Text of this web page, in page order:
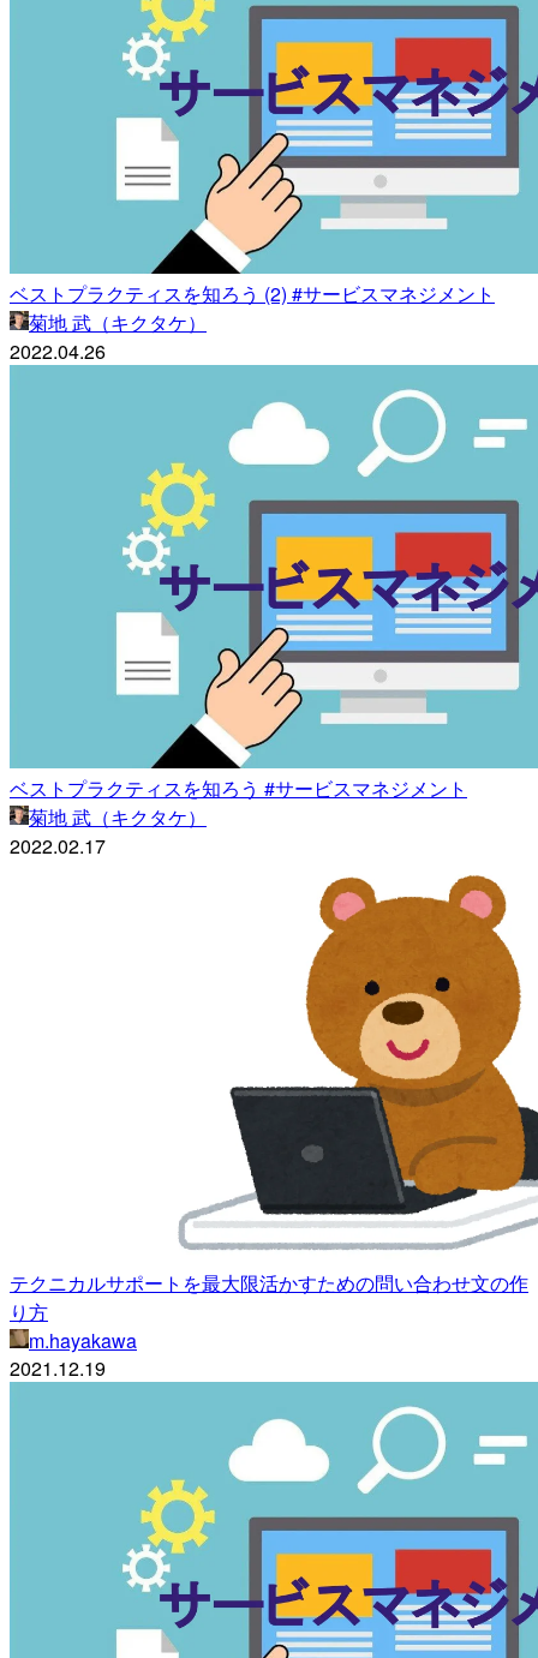
ベストプラクティスを知ろう (2) #サービスマネジメント
菊地 武（キクタケ）
2022.04.26
ベストプラクティスを知ろう #サービスマネジメント
菊地 武（キクタケ）
2022.02.17
テクニカルサポートを最大限活かすための問い合わせ文の作
り方
m.hayakawa
2021.12.19